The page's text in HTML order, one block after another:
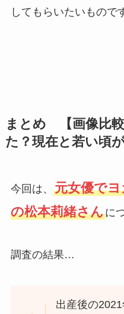
してもらいたいもので
まとめ 【画像比
た？現在と若い頃
今回は、 元女優で
の松本莉緒さんに
調査の結果…
出産後の